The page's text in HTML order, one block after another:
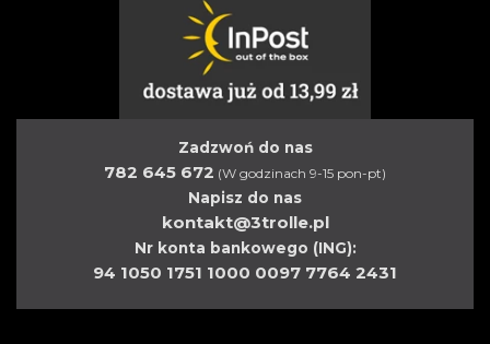
Zadzwoń do nas
782 645 672 (W godzinach 9-15 pon-pt)
Napisz do nas
kontakt@3trolle.pl
Nr konta bankowego (ING):
94 1050 1751 1000 0097 7764 2431